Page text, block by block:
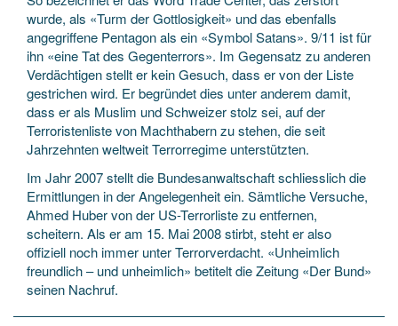
wurde, als «Turm der Gottlosigkeit» und das ebenfalls
angegriffene Pentagon als ein «Symbol Satans». 9/11 ist für
ihn «eine Tat des Gegenterrors». Im Gegensatz zu anderen
Verdächtigen stellt er kein Gesuch, dass er von der Liste
gestrichen wird. Er begründet dies unter anderem damit,
dass er als Muslim und Schweizer stolz sei, auf der
Terroristenliste von Machthabern zu stehen, die seit
Jahrzehnten weltweit Terrorregime unterstützten.
Im Jahr 2007 stellt die Bundesanwaltschaft schliesslich die
Ermittlungen in der Angelegenheit ein. Sämtliche Versuche,
Ahmed Huber von der US-Terrorliste zu entfernen,
scheitern. Als er am 15. Mai 2008 stirbt, steht er also
offiziell noch immer unter Terrorverdacht. «Unheimlich
freundlich – und unheimlich» betitelt die Zeitung «Der Bund»
seinen Nachruf.